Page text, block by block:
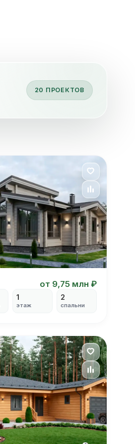
20 ПРОЕКТОВ
от 9,75 млн ₽
1
этаж
2
спальни